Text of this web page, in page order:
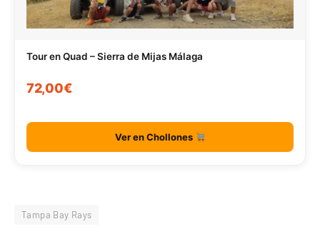
Tour en Quad – Sierra de Mijas Málaga
72,00€
Ver en Chollones
Tampa Bay Rays